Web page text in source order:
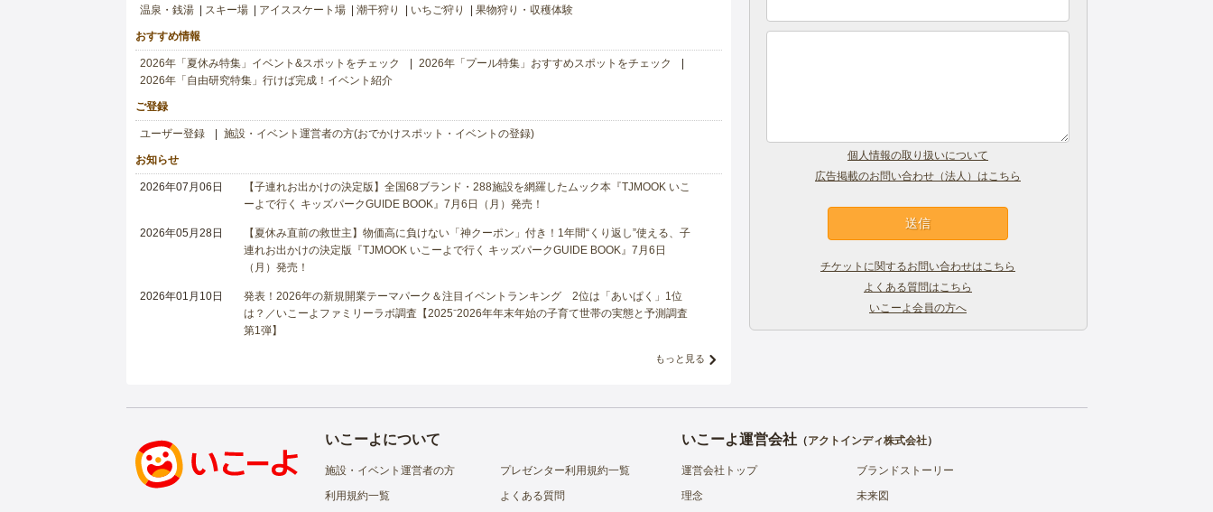
温泉・銭湯
スキー場 アイススケート場 潮干狩り いちご狩り 果物狩り・収穫体験
おすすめ情報
2026年「夏休み特集」イベント&スポットをチェック
2026年「プール特集」おすすめスポットをチェック
2026年「自由研究特集」行けば完成！イベント紹介
ご登録
ユーザー登録 施設・イベント運営者の方(おでかけスポット・イベントの登録)
お知らせ
2026年07月06日
【子連れお出かけの決定版】全国68ブランド・288施設を網羅したムック本『TJMOOK いこ
ーよで行く キッズパークGUIDE BOOK』7月6日（月）発売！
2026年05月28日
【夏休み直前の救世主】物価高に負けない「神クーポン」付き！1年間“くり返し”使える、子
連れお出かけの決定版『TJMOOK いこーよで行く キッズパークGUIDE BOOK』7月6日
（月）発売！
2026年01月10日
発表！2026年の新規開業テーマパーク＆注目イベントランキング 2位は「あいぱく」1位
は？／いこーよファミリーラボ調査【2025⁻2026年年末年始の子育て世帯の実態と予測調査
第1弾】
もっと見る
個人情報の取り扱いについて
広告掲載のお問い合わせ（法人）はこちら
チケットに関するお問い合わせはこちら
よくある質問はこちら
いこーよ会員の方へ
いこーよについて
施設・イベント運営者の方
プレゼンター利用規約一覧
利用規約一覧
よくある質問
いこーよ運営会社（アクトインディ株式会社）
運営会社トップ
ブランドストーリー
理念
未来図